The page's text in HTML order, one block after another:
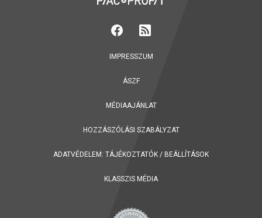
IMPRESSZUM
ÁSZF
MÉDIAAJÁNLAT
HOZZÁSZÓLÁSI SZABÁLYZAT
ADATVÉDELEM: TÁJÉKOZTATÓK / BEÁLLÍTÁSOK
KLASSZIS MÉDIA